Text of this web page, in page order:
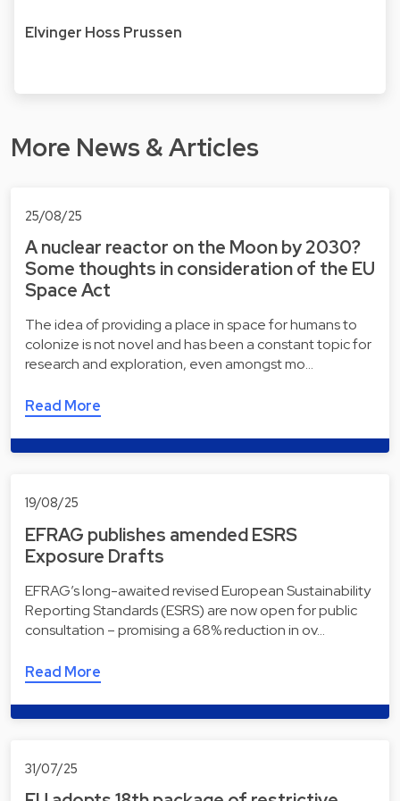
Elvinger Hoss Prussen
More News & Articles
25/08/25
A nuclear reactor on the Moon by 2030?
Some thoughts in consideration of the EU
Space Act
The idea of providing a place in space for humans to
colonize is not novel and has been a constant topic for
research and exploration, even amongst mo…
Read More
19/08/25
EFRAG publishes amended ESRS
Exposure Drafts
EFRAG’s long-awaited revised European Sustainability
Reporting Standards (ESRS) are now open for public
consultation – promising a 68% reduction in ov…
Read More
31/07/25